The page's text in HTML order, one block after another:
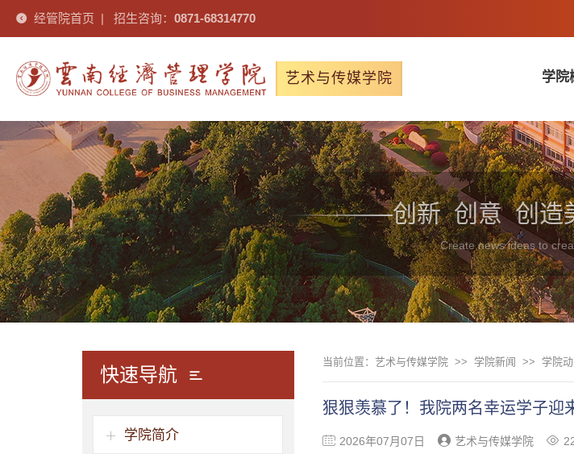
经管院首页 | 招生咨询： 0871-68314770
艺术与传媒学院 学院
创新 创意 创造
Create news ideas to
当前位置： 艺术与传媒学院>> 学院新闻 >> 学院
狠狠羡慕了！我院两名幸运学子迎
2026年07月07日 艺术与传媒学院
快速导航
学院简介